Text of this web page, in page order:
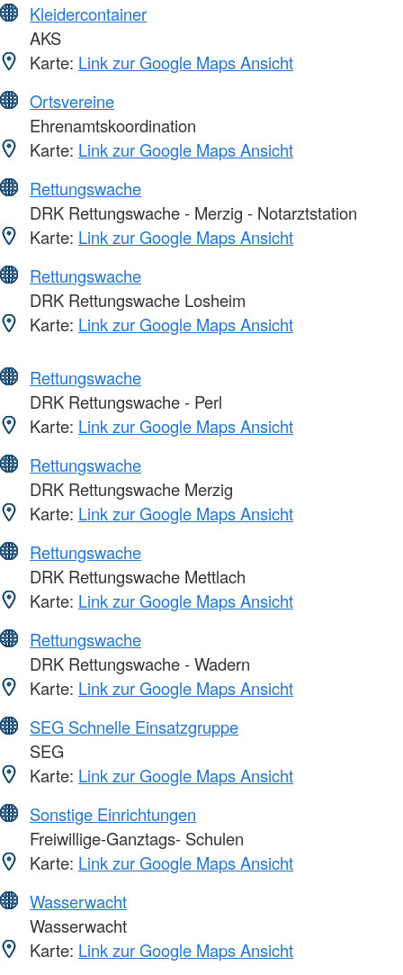
Kleidercontainer
AKS
Karte: Link zur Google Maps Ansicht
Ortsvereine
Ehrenamtskoordination
Karte: Link zur Google Maps Ansicht
Rettungswache
DRK Rettungswache - Merzig - Notarztstation
Karte: Link zur Google Maps Ansicht
Rettungswache
DRK Rettungswache Losheim
Karte: Link zur Google Maps Ansicht
Rettungswache
DRK Rettungswache - Perl
Karte: Link zur Google Maps Ansicht
Rettungswache
DRK Rettungswache Merzig
Karte: Link zur Google Maps Ansicht
Rettungswache
DRK Rettungswache Mettlach
Karte: Link zur Google Maps Ansicht
Rettungswache
DRK Rettungswache - Wadern
Karte: Link zur Google Maps Ansicht
SEG Schnelle Einsatzgruppe
SEG
Karte: Link zur Google Maps Ansicht
Sonstige Einrichtungen
Freiwillige-Ganztags- Schulen
Karte: Link zur Google Maps Ansicht
Wasserwacht
Wasserwacht
Karte: Link zur Google Maps Ansicht